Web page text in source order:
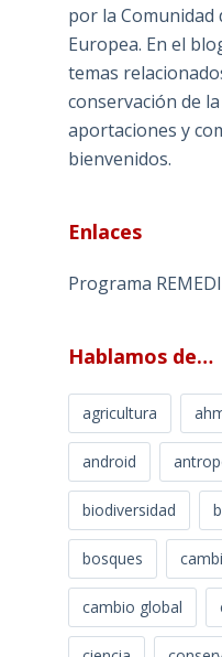
por la Comunidad
Europea. En el
temas
conservación de
aportaciones y
bienvenidos.
Enlaces
Programa
Hablamos de…
agricultura
android
biodiversidad
bosques
cambio global